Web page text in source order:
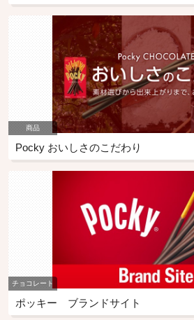
商品
Pocky おいしさのこだわり
チョコレート
ポッキー ブランドサイト